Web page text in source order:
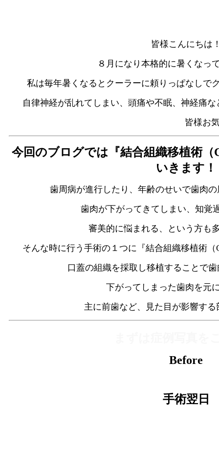
皆様こんにちは
８月になり本格的に暑くなっ
私は毎年暑くなるとクーラーに頼りっぱなしで
自律神経が乱れてしまい、頭痛や不眠、神経痛
皆様お気をつけく
今回のブログでは『結合組織移植術
いきます！
歯周病が進行したり、年齢のせいで歯肉
歯肉が下がってきてしまい、 知覚
審美的に悩まれる、という方も
そんな時に行う手術の１つに『結合組織移植術
口蓋の組織を採取し移植することで
下がってしまった歯肉を元
主に前歯など、見た目が影響す
Before
手術翌日